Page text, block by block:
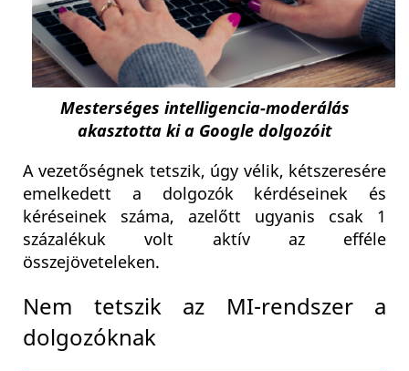
Mesterséges intelligencia-moderálás
akasztotta ki a Google dolgozóit
A vezetőségnek tetszik, úgy vélik, kétszeresére
emelkedett a dolgozók kérdéseinek és
kéréseinek száma, azelőtt ugyanis csak 1
százalékuk volt aktív az efféle
összejöveteleken.
Nem tetszik az MI-rendszer a
dolgozóknak